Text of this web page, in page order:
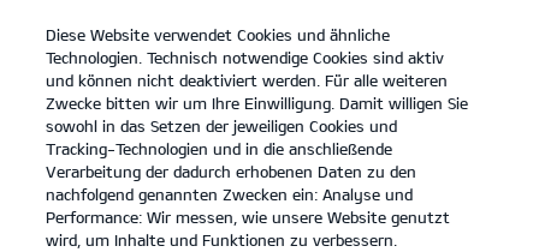
open
menu
KONTAKT
Entdecken
... ... ENTDECKEN
Diese Website verwendet Cookies und ähnliche
Technologien. Technisch notwendige Cookies sind aktiv
und können nicht deaktiviert werden. Für alle weiteren
Zwecke bitten wir um Ihre Einwilligung. Damit willigen Sie
sowohl in das Setzen der jeweiligen Cookies und
Tracking-Technologien und in die anschließende
Verarbeitung der dadurch erhobenen Daten zu den
nachfolgend genannten Zwecken ein: Analyse und
Performance: Wir messen, wie unsere Website genutzt
wird, um Inhalte und Funktionen zu verbessern.